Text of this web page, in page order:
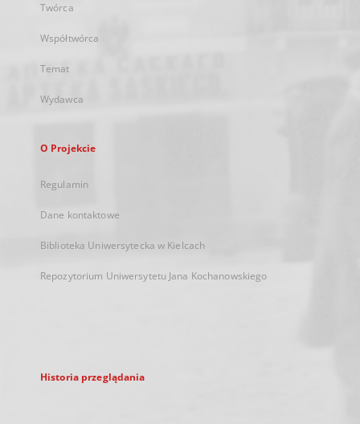
Twórca
Współtwórca
Temat
Wydawca
O Projekcie
Regulamin
Dane kontaktowe
Biblioteka Uniwersytecka w Kielcach
Repozytorium Uniwersytetu Jana Kochanowskiego
Historia przeglądania